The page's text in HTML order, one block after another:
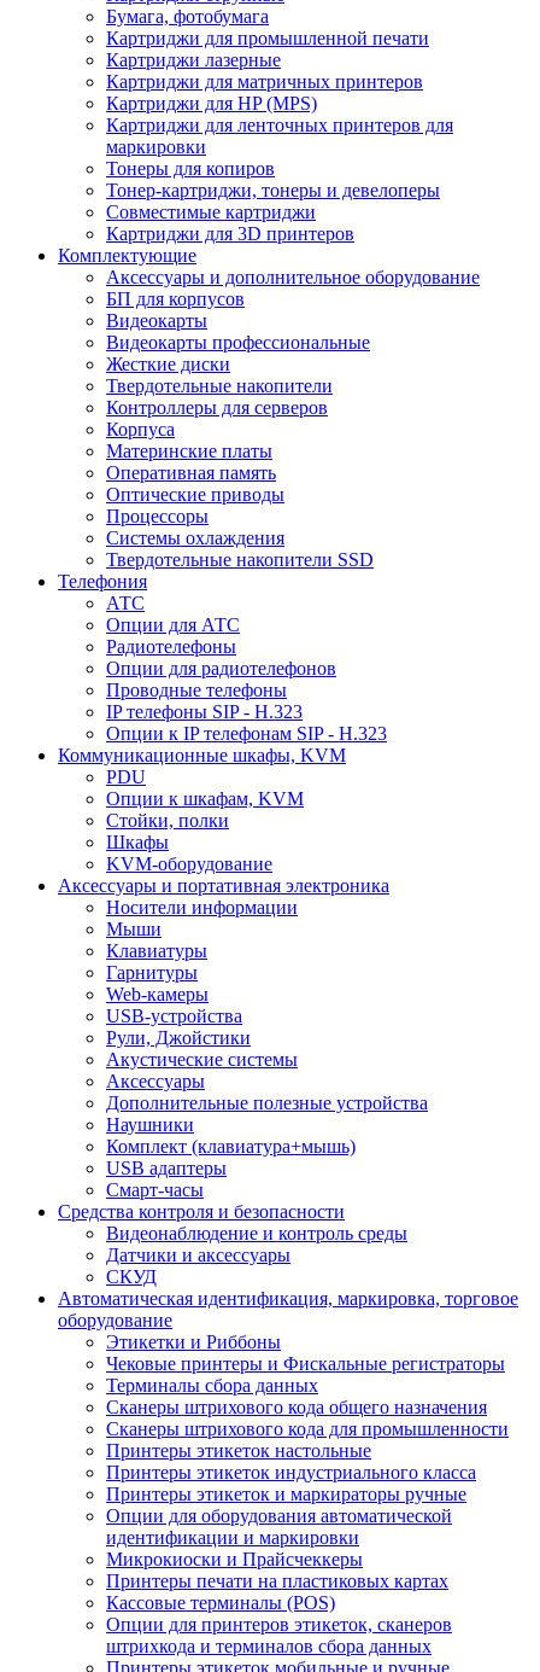
Бумага, фотобумага
Картриджи для промышленной печати
Картриджи лазерные
Картриджи для матричных принтеров
Картриджи для HP (MPS)
Картриджи для ленточных принтеров для
маркировки
Тонеры для копиров
Тонер-картриджи, тонеры и девелоперы
Совместимые картриджи
Картриджи для 3D принтеров
Комплектующие
Аксессуары и дополнительное оборудование
БП для корпусов
Видеокарты
Видеокарты профессиональные
Жесткие диски
Твердотельные накопители
Контроллеры для серверов
Корпуса
Материнские платы
Оперативная память
Оптические приводы
Процессоры
Системы охлаждения
Твердотельные накопители SSD
Телефония
АТС
Опции для АТС
Радиотелефоны
Опции для радиотелефонов
Проводные телефоны
IP телефоны SIP - H.323
Опции к IP телефонам SIP - H.323
Коммуникационные шкафы, KVM
PDU
Опции к шкафам, KVM
Стойки, полки
Шкафы
KVM-оборудование
Аксессуары и портативная электроника
Носители информации
Мыши
Клавиатуры
Гарнитуры
Web-камеры
USB-устройства
Рули, Джойстики
Акустические системы
Аксессуары
Дополнительные полезные устройства
Наушники
Комплект (клавиатура+мышь)
USB адаптеры
Смарт-часы
Средства контроля и безопасности
Видеонаблюдение и контроль среды
Датчики и аксессуары
СКУД
Автоматическая идентификация, маркировка, торговое
оборудование
Этикетки и Риббоны
Чековые принтеры и Фискальные регистраторы
Терминалы сбора данных
Сканеры штрихового кода общего назначения
Сканеры штрихового кода для промышленности
Принтеры этикеток настольные
Принтеры этикеток индустриального класса
Принтеры этикеток и маркираторы ручные
Опции для оборудования автоматической
идентификации и маркировки
Микрокиоски и Прайсчеккеры
Принтеры печати на пластиковых картах
Кассовые терминалы (POS)
Опции для принтеров этикеток, сканеров
штрихкода и терминалов сбора данных